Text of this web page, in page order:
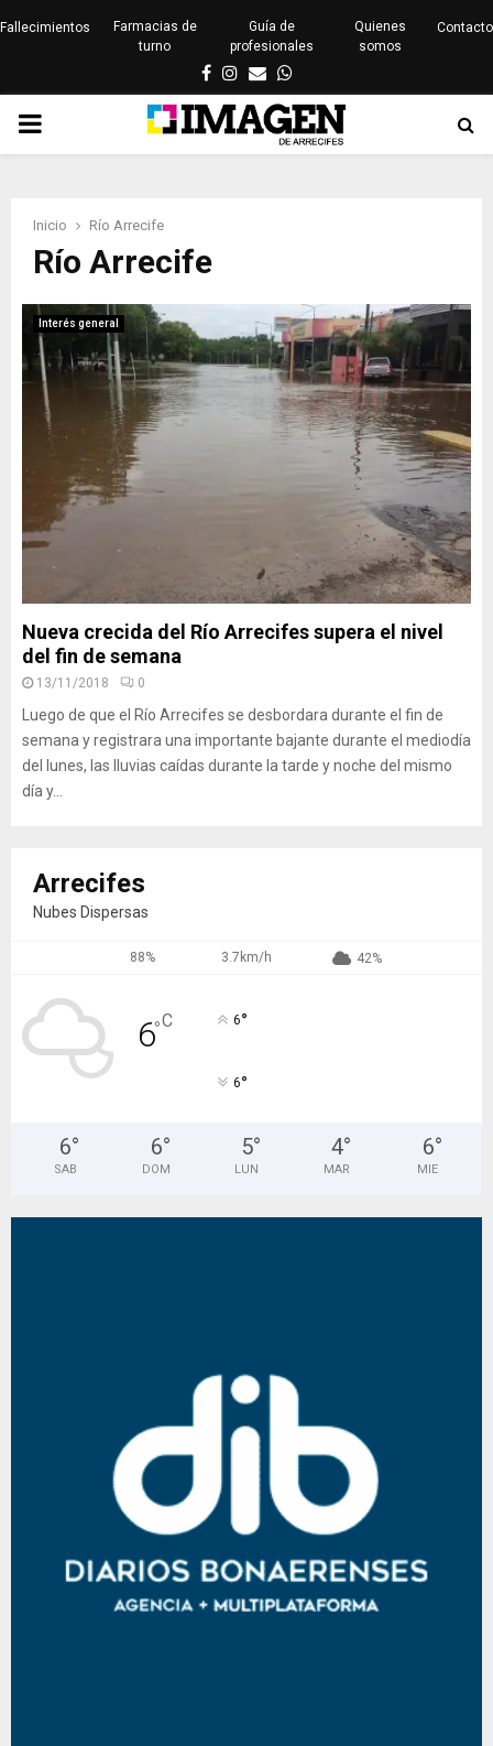
Fallecimientos
Farmacias de
turno
Guía de
profesionales
Quienes
somos
Contacto
Facebook
Instagram
EmailWhatsapp
PRIMARY
Inicio Río Arrecife
Río Arrecife
Interés general
Nueva crecida del Río Arrecifes supera el nivel
del fin de semana
13/11/2018 0
Luego de que el Río Arrecifes se desbordara durante el fin de
semana y registrara una importante bajante durante el mediodía
del lunes, las lluvias caídas durante la tarde y noche del mismo
día y...
Arrecifes
Nubes Dispersas
88% 3.7km/h 42%
6°C 6°
6°
6°
SAB
6°
DOM
5°
LUN
4°
MAR
6°
MIE